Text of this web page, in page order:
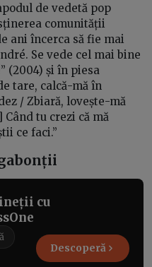
de vedetă pop
comunității
ani încerca să fie mai
Se vede cel mai bine
(2004) și în piesa
tare, calcă-mă în
/ Zbiară, lovește-mă
tu crezi că mă
ce faci.”
cu
Descoperă